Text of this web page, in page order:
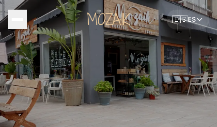
MOZAIK 🇪🇸ES